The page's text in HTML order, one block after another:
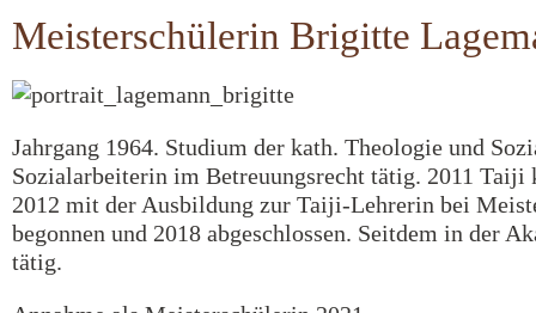
Meisterschülerin Brigitte
Jahrgang 1964. Studium der kath. Theologie und
Sozialarbeiterin im Betreuungsrecht tätig. 2011 Taiji
2012 mit der Ausbildung zur Taiji-Lehrerin bei
begonnen und 2018 abgeschlossen. Seitdem in der
tätig.